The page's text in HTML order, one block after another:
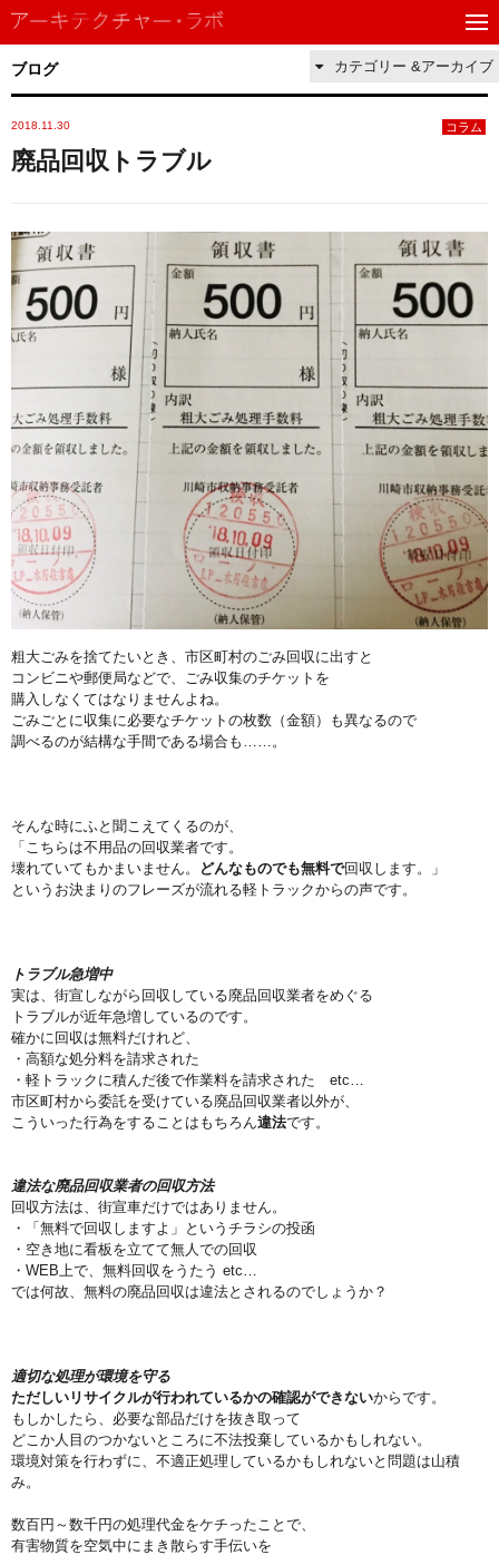
ブログ カテゴリー &アーカイブ
2018.11.30 コラム
廃品回収トラブル
粗大ごみを捨てたいとき、市区町村のごみ回収に出すと
コンビニや郵便局などで、ごみ収集のチケットを
購入しなくてはなりませんよね。
ごみごとに収集に必要なチケットの枚数（金額）も異なるので
調べるのが結構な手間である場合も……。
そんな時にふと聞こえてくるのが、
「こちらは不用品の回収業者です。
壊れていてもかまいません。
どんなものでも無料で回収します。」
というお決まりのフレーズが流れる軽トラックからの声です。
トラブル急増中
実は、街宣しながら回収している廃品回収業者をめぐる
トラブルが近年急増しているのです。
確かに回収は無料だけれど、
・高額な処分料を請求された
・軽トラックに積んだ後で作業料を請求された etc…
市区町村から委託を受けている廃品回収業者以外が、
こういった行為をすることはもちろん違法です。
違法な廃品回収業者の回収方法
回収方法は、街宣車だけではありません。
・「無料で回収しますよ」というチラシの投函
・空き地に看板を立てて無人での回収
・WEB上で、無料回収をうたう etc…
では何故、無料の廃品回収は違法とされるのでしょうか？
適切な処理が環境を守る
ただしいリサイクルが行われているかの確認ができないからです。
もしかしたら、必要な部品だけを抜き取って
どこか人目のつかないところに不法投棄しているかもしれない。
環境対策を行わずに、不適正処理しているかもしれないと問題は山積
み。
数百円～数千円の処理代金をケチったことで、
有害物質を空気中にまき散らす手伝いを